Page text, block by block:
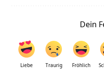
Dein
Liebe Traurig Fröhlich